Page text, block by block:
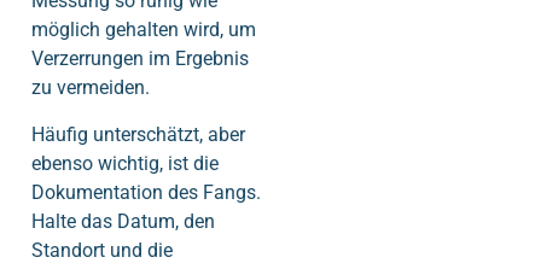
möglich gehalten wird, um
Verzerrungen im Ergebnis
zu vermeiden.
Häufig unterschätzt, aber
ebenso wichtig, ist die
Dokumentation des Fangs.
Halte das Datum, den
Standort und die